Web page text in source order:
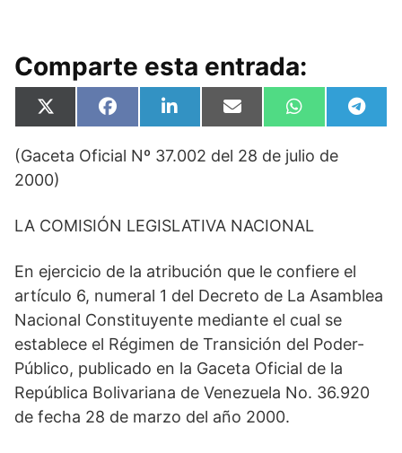
Comparte esta entrada:
Compartir
en
X
(
w
i
t
r
Compartir
en
F
a
e
Compartir
en
L
i
k
Compartir
en
E
m
i
Compartir
en
W
h
t
en
T
e
(Gaceta Oficial Nº 37.002 del 28 de julio de
2000)
LA COMISIÓN LEGISLATIVA NACIONAL
En ejercicio de la atribución que le confiere el
artículo 6, numeral 1 del Decreto de La Asamblea
Nacional Constituyente mediante el cual se
establece el Régimen de Transición del Poder-
Público, publicado en la Gaceta Oficial de la
República Bolivariana de Venezuela No. 36.920
de fecha 28 de marzo del año 2000.